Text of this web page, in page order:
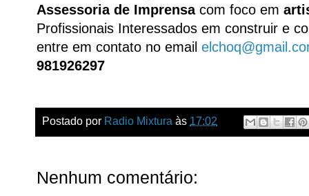
Assessoria de Imprensacom foco em
Profissionais Interessados em construir e
entre em contato no email
981926297
Postado por Radio Mixtura às 17:02
Nenhum comentário: